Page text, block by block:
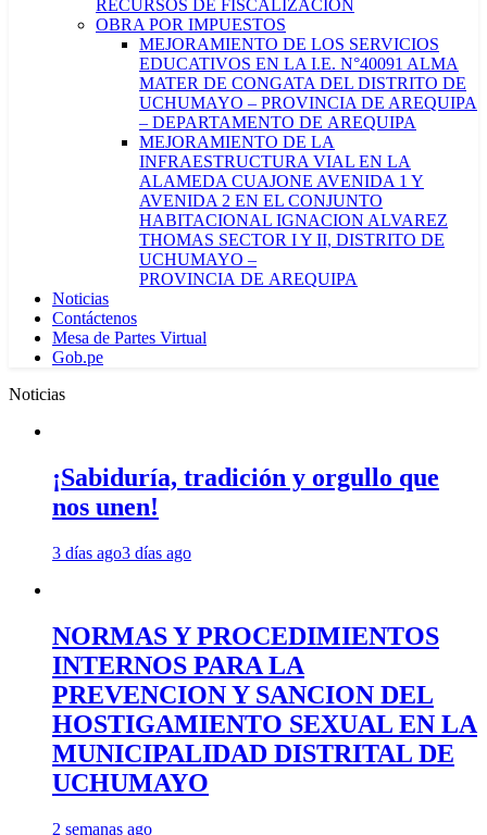
RECURSOS DE FISCALIZACIÓN
OBRA POR IMPUESTOS
MEJORAMIENTO DE LOS SERVICIOS
EDUCATIVOS EN LA I.E. N°40091 ALMA
MATER DE CONGATA DEL DISTRITO DE
UCHUMAYO – PROVINCIA DE AREQUIPA
– DEPARTAMENTO DE AREQUIPA
MEJORAMIENTO DE LA
INFRAESTRUCTURA VIAL EN LA
ALAMEDA CUAJONE AVENIDA 1 Y
AVENIDA 2 EN EL CONJUNTO
HABITACIONAL IGNACION ALVAREZ
THOMAS SECTOR I Y II, DISTRITO DE
UCHUMAYO –
PROVINCIA DE AREQUIPA
Noticias
Contáctenos
Mesa de Partes Virtual
Gob.pe
Noticias
¡Sabiduría, tradición y orgullo que
nos unen!
3 días ago3 días ago
NORMAS Y PROCEDIMIENTOS
INTERNOS PARA LA
PREVENCION Y SANCION DEL
HOSTIGAMIENTO SEXUAL EN LA
MUNICIPALIDAD DISTRITAL DE
UCHUMAYO
2 semanas ago